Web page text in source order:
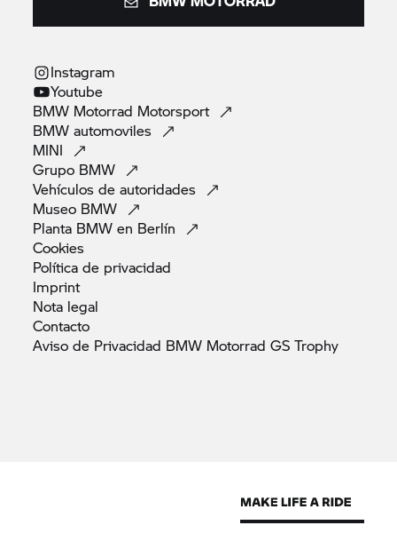
Instagram
Youtube
BMW Motorrad Motorsport
BMWautomoviles
MINI
Grupo BMW
Vehículos deautoridades
Museo BMW
Planta BMW en Berlín
Cookies
Política de privacidad
Imprint
Nota legal
Contacto
Aviso de Privacidad BMW Motorrad GSTrophy